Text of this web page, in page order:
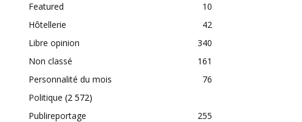
Featured
10
Hôtellerie
42
Libre opinion
340
Non classé
161
Personnalité du mois
76
Politique (2 572)
Publireportage
255